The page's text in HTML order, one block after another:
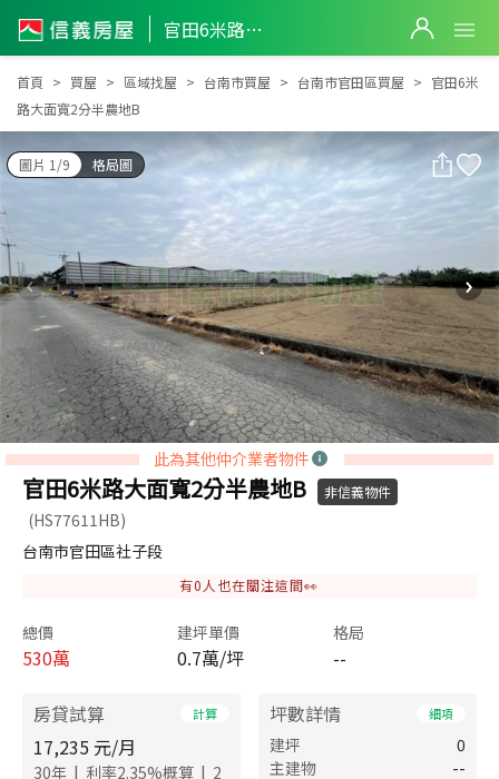
官田6米路大面寬2分半農地B
官田6米路大面寬2分半農地B
首頁 買屋 區域找屋 台南市買屋 台南市官田區買屋
官田6米
路大面寬2分半農地B
圖片 1/9 格局圖
此為其他仲介業者物件
官田6米路大面寬2分半農地B 非信義物件
(HS77611HB)
台南市官田區社子段
有0 人也在關注這間👀
總價
530萬
建坪單價
0.7萬/坪
格局
--
房貸試算 計算
17,235 元/月
30年 | 利率2.35%概算 | 2
坪數詳情 細項
建坪
0
主建物
--